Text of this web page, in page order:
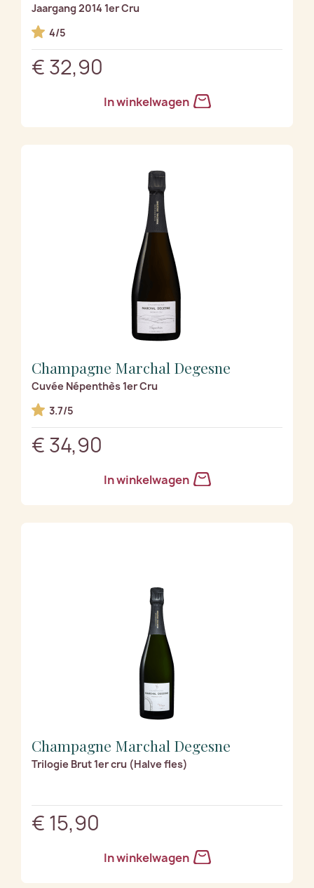
Jaargang 2014 1er Cru
4/5
€ 32,90
In winkelwagen
Champagne Marchal Degesne
Cuvée Népenthès 1er Cru
3.7/5
€ 34,90
In winkelwagen
Champagne Marchal Degesne
Trilogie Brut 1er cru (Halve fles)
€ 15,90
In winkelwagen